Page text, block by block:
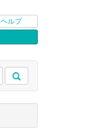
ヘルプ